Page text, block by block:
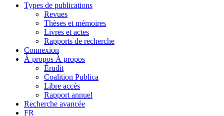
Types de publications
Revues
Thèses et mémoires
Livres et actes
Rapports de recherche
Connexion
À propos À propos
Érudit
Coalition Publica
Libre accès
Rapport annuel
Recherche avancée
FR